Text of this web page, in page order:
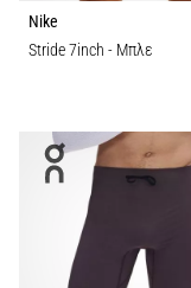
(runner's
knee),
σύνδρομο
λαγονοκνημιαίας
Nike
Stride 7inch - Μπλε